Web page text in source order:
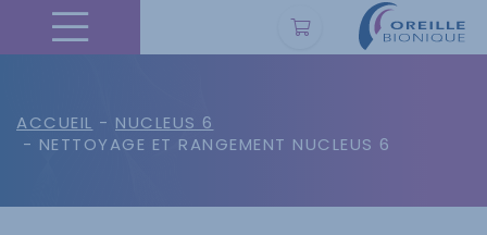
ACCUEIL - NUCLEUS 6
- NETTOYAGE ET RANGEMENT NUCLEUS 6